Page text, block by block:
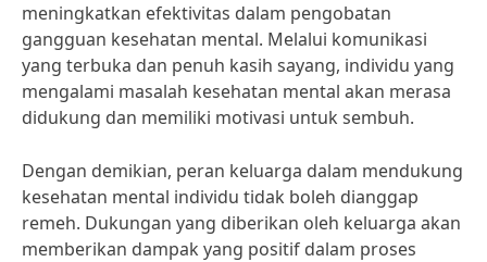
meningkatkan efektivitas dalam pengobatan
gangguan kesehatan mental. Melalui komunikasi
yang terbuka dan penuh kasih sayang, individu yang
mengalami masalah kesehatan mental akan merasa
didukung dan memiliki motivasi untuk sembuh.
Dengan demikian, peran keluarga dalam mendukung
kesehatan mental individu tidak boleh dianggap
remeh. Dukungan yang diberikan oleh keluarga akan
memberikan dampak yang positif dalam proses